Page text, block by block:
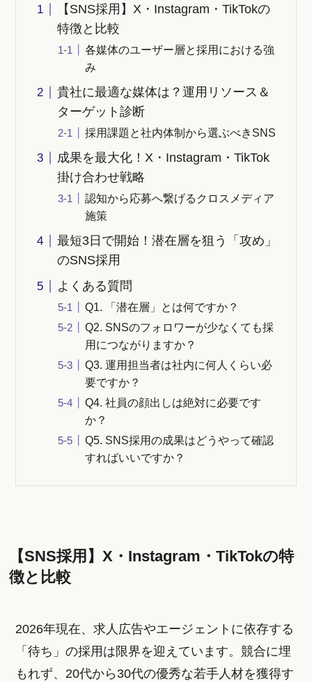
【SNS採用】X・Instagram・TikTokの
特徴と比較
各媒体のユーザー層と採用における強
み
貴社に最適な媒体は？運用リソース＆
ターゲット診断
採用課題と社内体制から選ぶべきSNS
成果を最大化！X・Instagram・TikTok
掛け合わせ戦略
認知から応募へ繋げるクロスメディア
施策
最短3日で開始！潜在層を狙う「攻め」
のSNS採用
よくある質問
Q1. 「潜在層」とは何ですか？
Q2. SNSのフォロワーが少なくても採
用につながりますか？
Q3. 運用担当者は社内に何人くらい必
要ですか？
Q4. 社員の顔出しは絶対に必要です
か？
Q5. SNS採用の成果はどうやって確認
すればいいですか？
【SNS採用】X・Instagram・TikTokの特
徴と比較
2026年現在、求人広告やエージェントに依存する
「待ち」の採用は限界を迎えています。競合に埋
もれず、20代から30代の優秀な若手人材を獲得す